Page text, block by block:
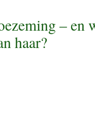
– en
haar?